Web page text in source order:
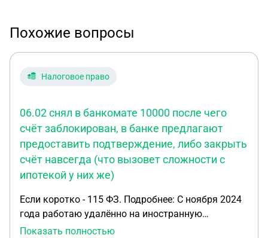
Похожие вопросы
Налоговое право
06.02 снял в банкомате 10000 после чего
счёт заблокирован, в банке предлагают
предоставить подтверждение, либо закрыть
счёт навсегда (что вызовет сложности с
ипотекой у них же)
Если коротко - 115 ФЗ. Подробнее: С ноября 2024
года работаю удалённо на иностранную
компанию без налогового оформления (имеется
Показать полностью